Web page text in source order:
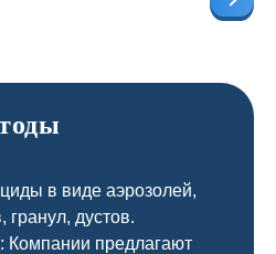
в виде аэрозолей,
гранул, дустов.
Компании предлагают